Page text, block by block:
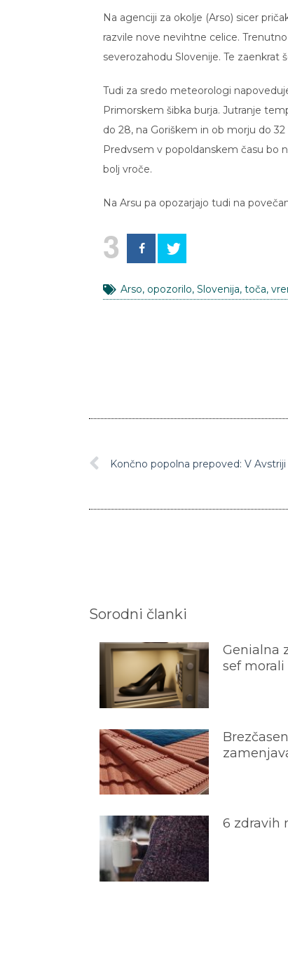
Na agenciji za okolje (Arso) sicer
razvile nove nevihtne celice.
severozahodu Slovenije. Te zaenkrat
Tudi za sredo meteorologi
Primorskem šibka burja. Jutranje
do 28, na Goriškem in ob morju do
Predvsem v popoldanskem času bo
bolj vroče.
Na Arsu pa opozarjajo tudi na
3
Arso, opozorilo, Slovenija, toča,
Sorodni članki
Genialna
sef
6 zdravih